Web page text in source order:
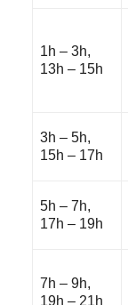
1h – 3h,
13h – 15h
3h – 5h,
15h – 17h
5h – 7h,
17h – 19h
7h – 9h,
19h – 21h